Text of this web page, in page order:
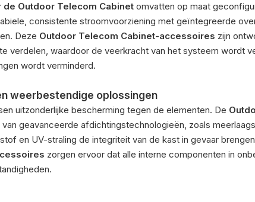
Outdoor Telecom Cabinet omvatten op maat
consistente stroomvoorziening met geïntegreerde
Deze Outdoor Telecom Cabinet-accessoires zijn
verdelen, waardoor de veerkracht van het systeem wordt
wordt verminderd.
weerbestendige oplossingen
uitzonderlijke bescherming tegen de elementen. De
geavanceerde afdichtingstechnologieën, zoals
en UV-straling de integriteit van de kast in gevaar
zorgen ervoor dat alle interne componenten in